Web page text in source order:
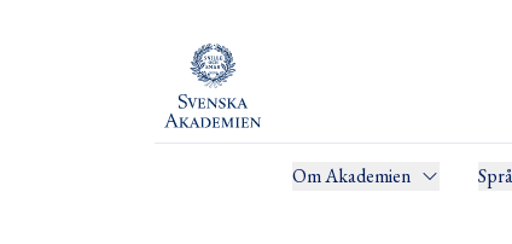
Om Akademien